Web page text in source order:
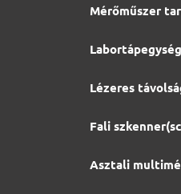
Mérőműszer
Lézeres
Fali
Asztali